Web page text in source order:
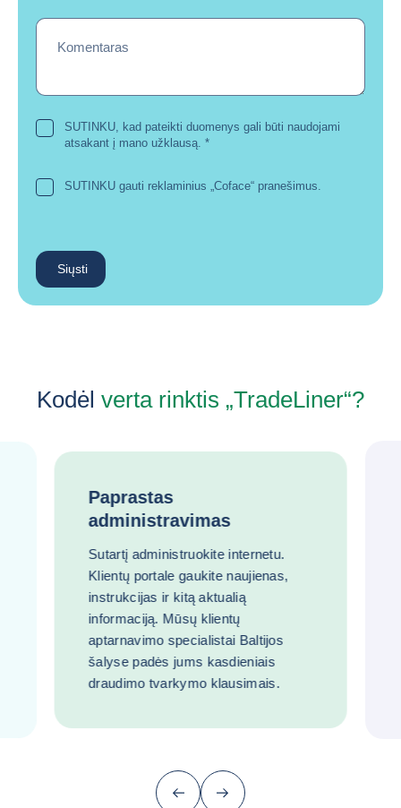
Komentaras
SUTINKU, kad pateikti duomenys gali būti naudojami
atsakant į mano užklausą. *
SUTINKU gauti reklaminius „Coface“ pranešimus.
Siųsti
Kodėl verta rinktis „TradeLiner“?
Paprastas
administravimas
Sutartį administruokite internetu.
Klientų portale gaukite naujienas,
instrukcijas ir kitą aktualią
informaciją. Mūsų klientų
aptarnavimo specialistai Baltijos
šalyse padės jums kasdieniais
draudimo tvarkymo klausimais.
Ankstesnis (grįžti prie paskutinio
Kitas